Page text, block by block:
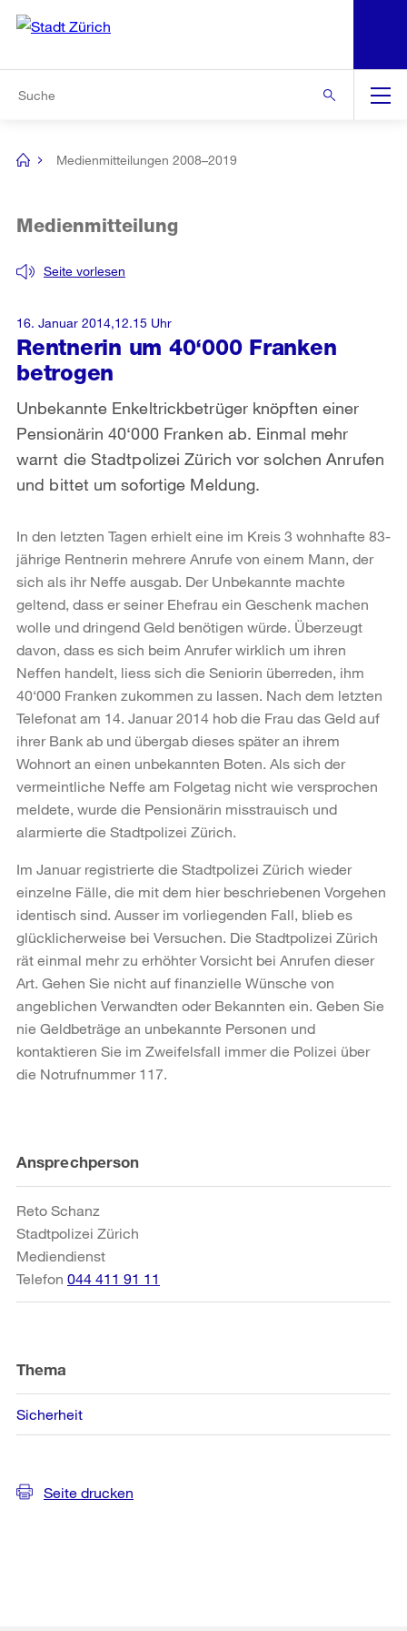
Navigation
[no
Medienmitteilungen 2008–2019
Rentnerin um 40‘000 Franken
betrogen
Seite vorlesen
Medienmitteilung
Unbekannte Enkeltrickbetrüger knöpften einer
Pensionärin 40‘000 Franken ab. Einmal mehr
warnt die Stadtpolizei Zürich vor solchen Anrufen
und bittet um sofortige Meldung.
16. Januar 2014,12.15 Uhr
In den letzten Tagen erhielt eine im Kreis 3 wohnhafte 83-
jährige Rentnerin mehrere Anrufe von einem Mann, der
sich als ihr Neffe ausgab. Der Unbekannte machte
geltend, dass er seiner Ehefrau ein Geschenk machen
wolle und dringend Geld benötigen würde. Überzeugt
davon, dass es sich beim Anrufer wirklich um ihren
Neffen handelt, liess sich die Seniorin überreden, ihm
40‘000 Franken zukommen zu lassen. Nach dem letzten
Telefonat am 14. Januar 2014 hob die Frau das Geld auf
ihrer Bank ab und übergab dieses später an ihrem
Wohnort an einen unbekannten Boten. Als sich der
vermeintliche Neffe am Folgetag nicht wie versprochen
meldete, wurde die Pensionärin misstrauisch und
alarmierte die Stadtpolizei Zürich.
Im Januar registrierte die Stadtpolizei Zürich wieder
einzelne Fälle, die mit dem hier beschriebenen Vorgehen
identisch sind. Ausser im vorliegenden Fall, blieb es
glücklicherweise bei Versuchen. Die Stadtpolizei Zürich
rät einmal mehr zu erhöhter Vorsicht bei Anrufen dieser
Art. Gehen Sie nicht auf finanzielle Wünsche von
angeblichen Verwandten oder Bekannten ein. Geben Sie
nie Geldbeträge an unbekannte Personen und
kontaktieren Sie im Zweifelsfall immer die Polizei über
die Notrufnummer 117.
Weitere
Informationen
Ansprechperson
Reto Schanz
Stadtpolizei Zürich
Mediendienst
Telefon 044 411 91 11
Thema
Sicherheit
Seite drucken